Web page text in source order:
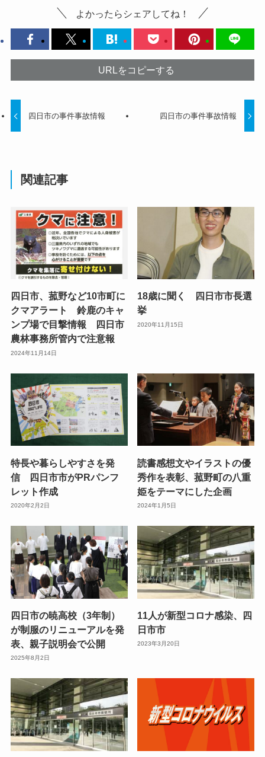
よかったらシェアしてね！
URLをコピーする
四日市の事件事故情報 四日市の事件事故情報
関連記事
四日市、菰野など10市町に
クマアラート 鈴鹿のキャ
ンプ場で目撃情報 四日市
農林事務所管内で注意報
2024年11月14日
18歳に聞く 四日市市長選
挙
2020年11月15日
特長や暮らしやすさを発
信 四日市市がPRパンフ
レット作成
2020年2月2日
読書感想文やイラストの優
秀作を表彰、菰野町の八重
姫をテーマにした企画
2024年1月5日
四日市の暁高校（3年制）
が制服のリニューアルを発
表、親子説明会で公開
2025年8月2日
11人が新型コロナ感染、四
日市市
2023年3月20日